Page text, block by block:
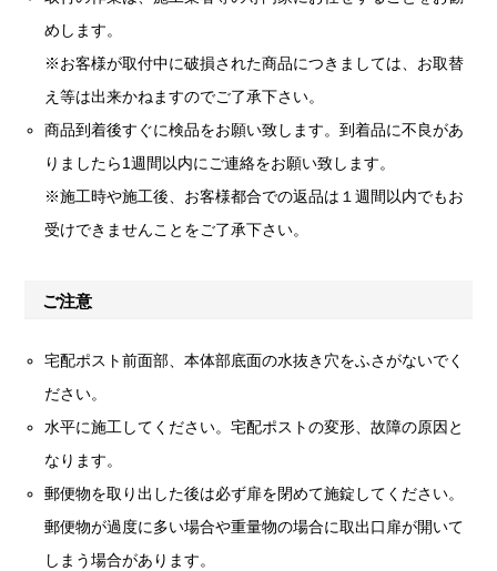
めします。
※お客様が取付中に破損された商品につきましては、お取替
え等は出来かねますのでご了承下さい。
商品到着後すぐに検品をお願い致します。到着品に不良があ
りましたら1週間以内にご連絡をお願い致します。
※施工時や施工後、お客様都合での返品は１週間以内でもお
受けできませんことをご了承下さい。
ご注意
宅配ポスト前面部、本体部底面の水抜き穴をふさがないでく
ださい。
水平に施工してください。宅配ポストの変形、故障の原因と
なります。
郵便物を取り出した後は必ず扉を閉めて施錠してください。
郵便物が過度に多い場合や重量物の場合に取出口扉が開いて
しまう場合があります。